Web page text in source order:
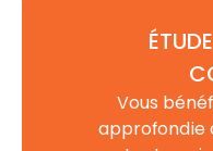
Vous
approfondie